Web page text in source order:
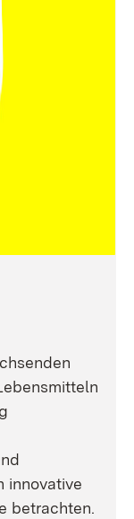
innovative
betrachten.